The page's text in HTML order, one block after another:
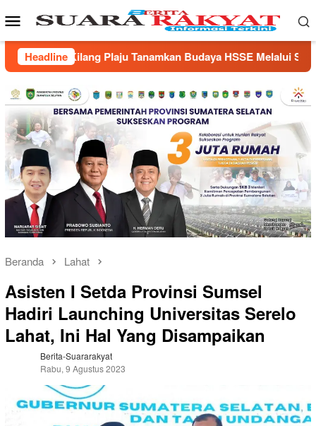
ke
Menu
Mobile
Headline
HSSE Melalui Safety Campaign Forum Konsultasi
Beranda Lahat
Asisten I Setda Provinsi Sumsel
Hadiri Launching Universitas Serelo
Lahat, Ini Hal Yang Disampaikan
Berita-Suararakyat
Rabu, 9 Agustus 2023